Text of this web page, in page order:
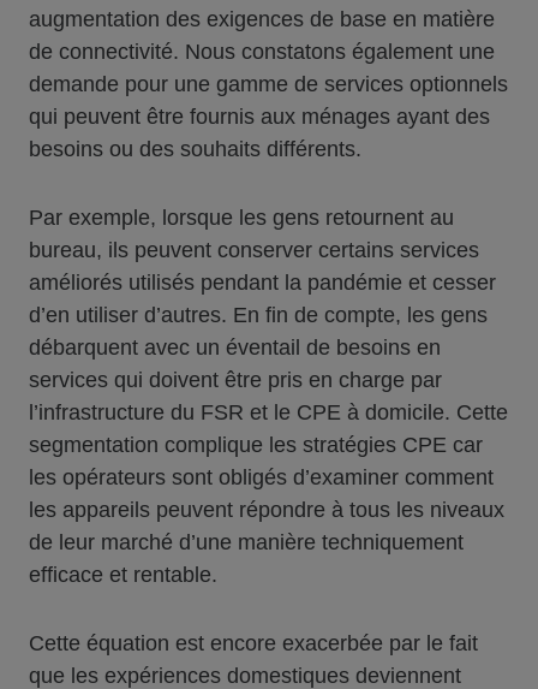
augmentation des exigences de base en matière
de connectivité. Nous constatons également une
demande pour une gamme de services optionnels
qui peuvent être fournis aux ménages ayant des
besoins ou des souhaits différents.
Par exemple, lorsque les gens retournent au
bureau, ils peuvent conserver certains services
améliorés utilisés pendant la pandémie et cesser
d’en utiliser d’autres. En fin de compte, les gens
débarquent avec un éventail de besoins en
services qui doivent être pris en charge par
l’infrastructure du FSR et le CPE à domicile. Cette
segmentation complique les stratégies CPE car
les opérateurs sont obligés d’examiner comment
les appareils peuvent répondre à tous les niveaux
de leur marché d’une manière techniquement
efficace et rentable.
Cette équation est encore exacerbée par le fait
que les expériences domestiques deviennent